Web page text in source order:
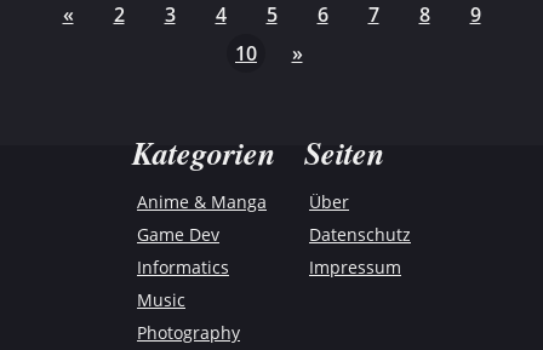
« 2 3 4 5 6 7 8
9
10
»
Kategorien
Anime & Manga
Game Dev
Informatics
Music
Photography
Seiten
Über
Datenschutz
Impressum